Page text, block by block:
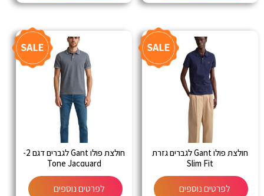
חולצת פולו Gant לגברים גזרת
Slim Fit
לפרטים נוספים
חולצת פולו Gant לגברים דגם 2-
Tone Jacquard
לפרטים נוספים